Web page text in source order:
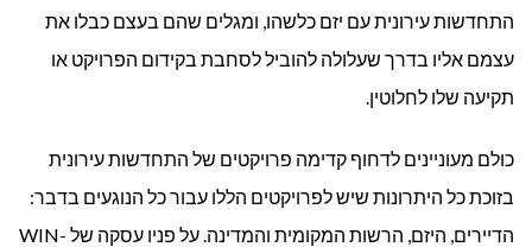
בהתחדשות
התחדשות עירונית עם יזם כלשהו, ומגלים שהם בעצם כבלו את
עצמם אליו בדרך שעלולה להוביל לסחבת בקידום הפרויקט או
תקיעה שלו לחלוטין.
כולם מעוניינים לדחוף קדימה פרויקטים של התחדשות עירונית
בזוכת כל היתרונות שיש לפרויקטים הללו עבור כל הנוגעים בדבר:
הדיירים, היזם, הרשות המקומית והמדינה. על פניו עסקה של WIN-